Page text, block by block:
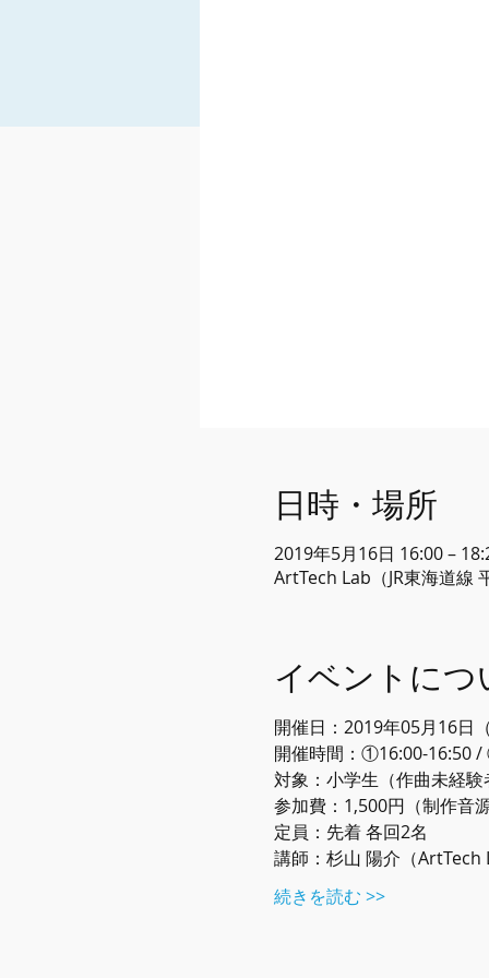
日時・場所
2019年5月16日 16:00 –
ArtTech Lab（JR東海道線
イベントにつ
開催日：2019年05月16日（
開催時間：①16:00-16:50
対象：小学生（作曲未経験
参加費：1,500円（制作音
定員：先着 各回2名
講師：杉山 陽介（ArtTech
続きを読む >>